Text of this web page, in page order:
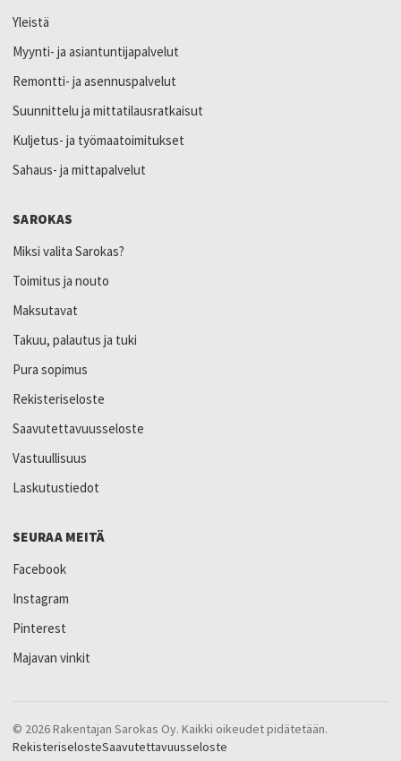
Yleistä
Myynti- ja asiantuntijapalvelut
Remontti- ja asennuspalvelut
Suunnittelu ja mittatilausratkaisut
Kuljetus- ja työmaatoimitukset
Sahaus- ja mittapalvelut
SAROKAS
Miksi valita Sarokas?
Toimitus ja nouto
Maksutavat
Takuu, palautus ja tuki
Pura sopimus
Rekisteriseloste
Saavutettavuusseloste
Vastuullisuus
Laskutustiedot
SEURAA MEITÄ
Facebook
Instagram
Pinterest
Majavan vinkit
© 2026 Rakentajan Sarokas Oy. Kaikki oikeudet pidätetään.
RekisteriselosteSaavutettavuusseloste